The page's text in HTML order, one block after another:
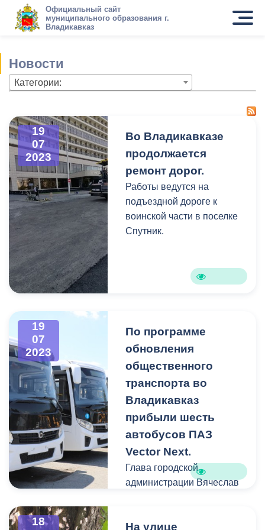
Официальный сайт
муниципального образования г.
Владикавказ
Новости
Категории:
19
07
2023
Во Владикавказе
продолжается
ремонт дорог.
Работы ведутся на
подъездной дороге к
воинской части в поселке
Спутник.
19
07
2023
По программе
обновления
общественного
транспорта во
Владикавказ
прибыли шесть
автобусов ПАЗ
Vector Next.
Глава городской
администрации Вячеслав
общественного
18
На улице